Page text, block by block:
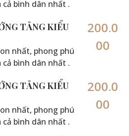
cả bình dân nhất .
TẢNG KIỂU
nhất, phong phú
cả bình dân nhất .
200.0
00
TẢNG KIỂU
nhất, phong phú
cả bình dân nhất .
200.0
00